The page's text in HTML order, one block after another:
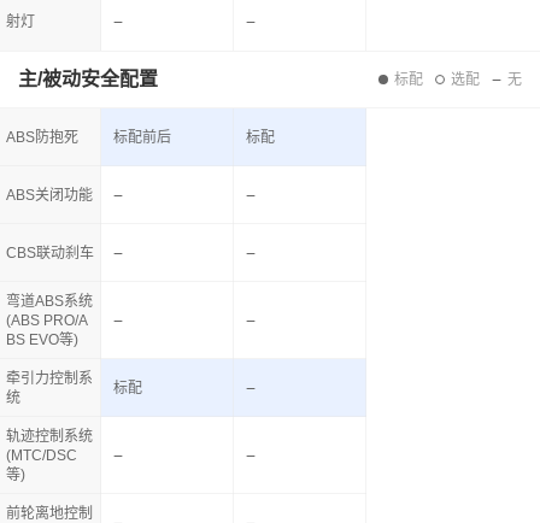
射灯
主/被动安全配置 标配 选配 无
ABS防抱死
ABS关闭功能
CBS联动刹车
弯道ABS系统
(ABS PRO/A
BS EVO等)
牵引力控制系
统
轨迹控制系统
(MTC/DSC
等)
前轮离地控制
标配前后 标配
标配